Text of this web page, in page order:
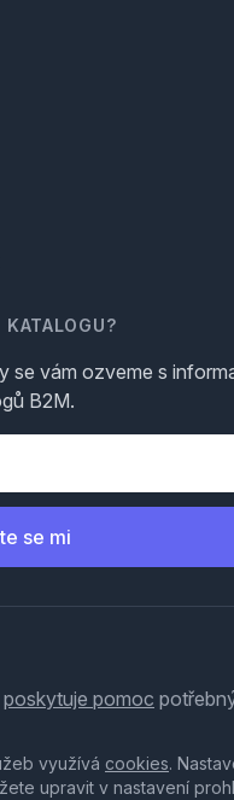
KATALOGU?
se vám ozveme s
B2M.
se mi
poskytuje pomoc
využívá cookies.
upravit v nastavení